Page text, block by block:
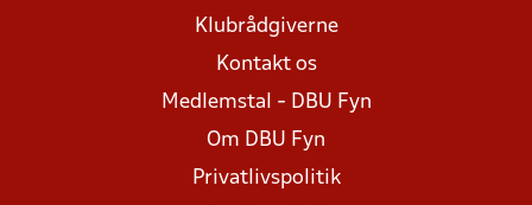
Klubrådgiverne
Kontakt os
Medlemstal - DBU Fyn
Om DBU Fyn
Privatlivspolitik